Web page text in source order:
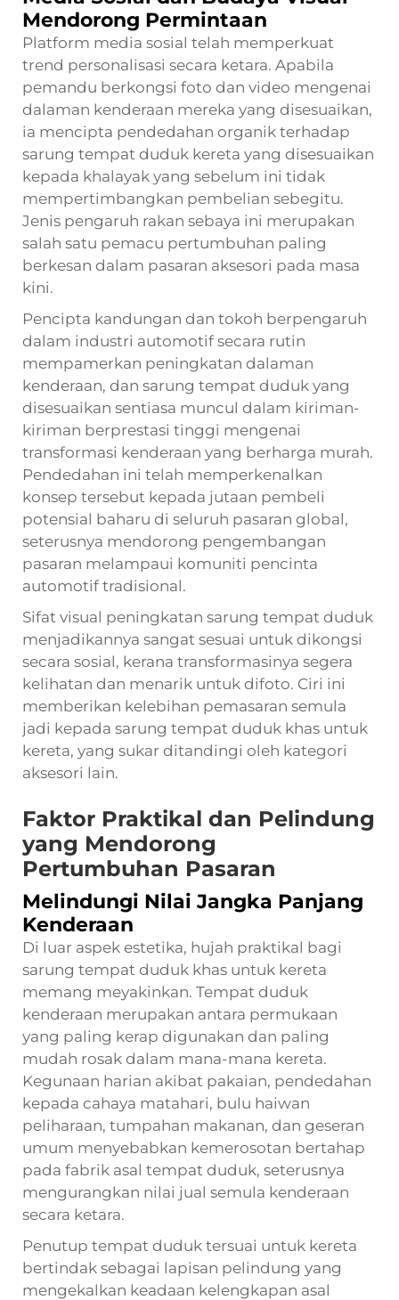
Mendorong Permintaan
Platform media sosial telah memperkuat
trend personalisasi secara ketara. Apabila
pemandu berkongsi foto dan video mengenai
dalaman kenderaan mereka yang disesuaikan,
ia mencipta pendedahan organik terhadap
sarung tempat duduk kereta yang disesuaikan
kepada khalayak yang sebelum ini tidak
mempertimbangkan pembelian sebegitu.
Jenis pengaruh rakan sebaya ini merupakan
salah satu pemacu pertumbuhan paling
berkesan dalam pasaran aksesori pada masa
kini.
Pencipta kandungan dan tokoh berpengaruh
dalam industri automotif secara rutin
mempamerkan peningkatan dalaman
kenderaan, dan sarung tempat duduk yang
disesuaikan sentiasa muncul dalam kiriman-
kiriman berprestasi tinggi mengenai
transformasi kenderaan yang berharga murah.
Pendedahan ini telah memperkenalkan
konsep tersebut kepada jutaan pembeli
potensial baharu di seluruh pasaran global,
seterusnya mendorong pengembangan
pasaran melampaui komuniti pencinta
automotif tradisional.
Sifat visual peningkatan sarung tempat duduk
menjadikannya sangat sesuai untuk dikongsi
secara sosial, kerana transformasinya segera
kelihatan dan menarik untuk difoto. Ciri ini
memberikan kelebihan pemasaran semula
jadi kepada sarung tempat duduk khas untuk
kereta, yang sukar ditandingi oleh kategori
aksesori lain.
Faktor Praktikal dan Pelindung
yang Mendorong
Pertumbuhan Pasaran
Melindungi Nilai Jangka Panjang
Kenderaan
Di luar aspek estetika, hujah praktikal bagi
sarung tempat duduk khas untuk kereta
memang meyakinkan. Tempat duduk
kenderaan merupakan antara permukaan
yang paling kerap digunakan dan paling
mudah rosak dalam mana-mana kereta.
Kegunaan harian akibat pakaian, pendedahan
kepada cahaya matahari, bulu haiwan
peliharaan, tumpahan makanan, dan geseran
umum menyebabkan kemerosotan bertahap
pada fabrik asal tempat duduk, seterusnya
mengurangkan nilai jual semula kenderaan
secara ketara.
Penutup tempat duduk tersuai untuk kereta
bertindak sebagai lapisan pelindung yang
mengekalkan keadaan kelengkapan asal